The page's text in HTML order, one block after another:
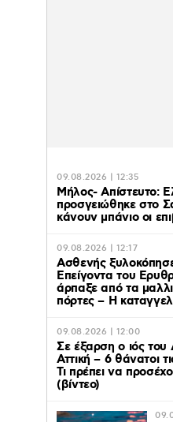
09.08.2026 | 12:35
Μήλος- Απίστευτο:
προσγειώθηκε στο
κάνουν μπάνιο οι
09.08.2026 | 12:17
Ασθενής
Επείγοντα του
άρπαξε από τα
πόρτες – Η
09.08.2026 | 12:00
Σε έξαρση ο ιός του
Αττική – 6 θάνατοι
Τι πρέπει να
(βίντεο)